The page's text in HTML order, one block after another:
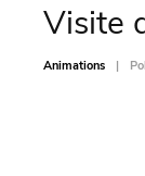
Visite
Animations